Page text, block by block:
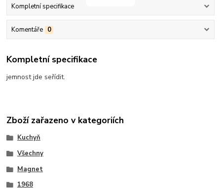
Kompletní specifikace
Komentáře 0
Kompletní specifikace
jemnost jde seřídit.
Zboží zařazeno v kategoriích
Kuchyň
Všechny
Magnet
1968